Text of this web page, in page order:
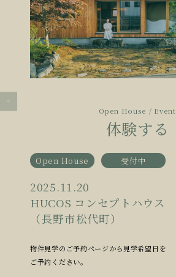
Open House / Event
体験する
Open House 受付中
2025.11.20
HUCOS コンセプトハウス
（長野市松代町）
物件見学のご予約ページから見学希望日を
ご予約ください。